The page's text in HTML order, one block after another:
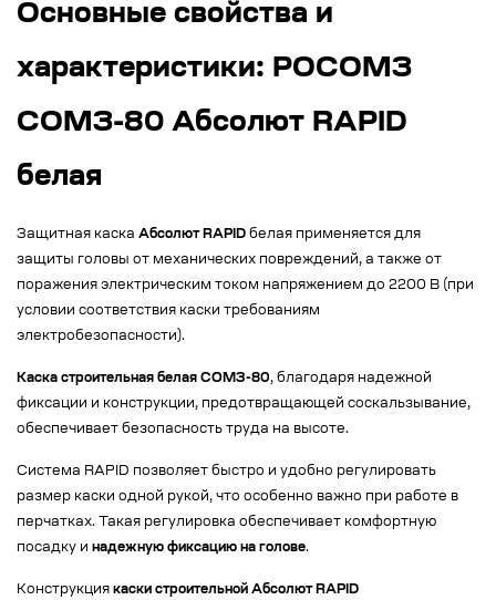
Основные свойства и
характеристики: РОСОМЗ
СОМЗ-80 Абсолют RAPID
белая
Защитная каска Абсолют RAPID белая применяется для
защиты головы от механических повреждений, а также от
поражения электрическим током напряжением до 2200 В (при
условии соответствия каски требованиям
электробезопасности).
Каска строительная белая СОМЗ-80, благодаря надежной
фиксации и конструкции, предотвращающей соскальзывание,
обеспечивает безопасность труда на высоте.
Система RAPID позволяет быстро и удобно регулировать
размер каски одной рукой, что особенно важно при работе в
перчатках. Такая регулировка обеспечивает комфортную
посадку и надежную фиксацию на голове.
Конструкция каски строительной Абсолют RAPID